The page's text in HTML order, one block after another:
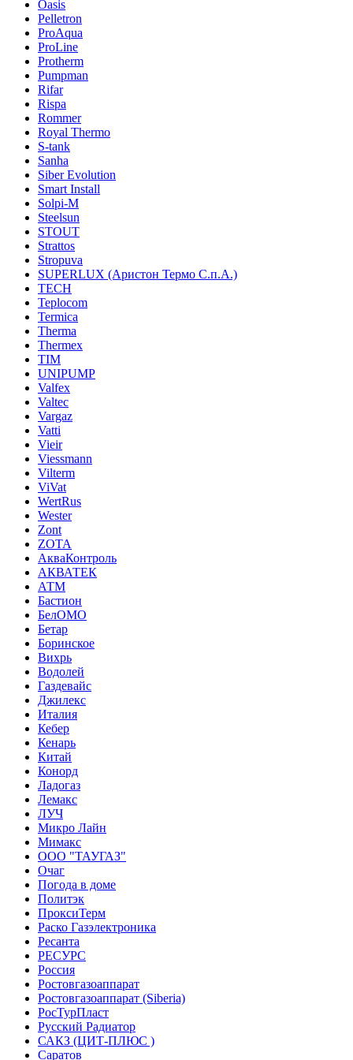
Oasis
Pelletron
ProAqua
ProLine
Protherm
Pumpman
Rifar
Rispa
Rommer
Royal Thermo
S-tank
Sanha
Siber Evolution
Smart Install
Solpi-M
Steelsun
STOUT
Strattos
Stropuva
SUPERLUX (Аристон Термо С.п.А.)
TECH
Teplocom
Termica
Therma
Thermex
TIM
UNIPUMP
Valfex
Valtec
Vargaz
Vatti
Vieir
Viessmann
Vilterm
ViVat
WertRus
Wester
Zont
ZOTA
АкваКонтроль
АКВАТЕК
АТМ
Бастион
БелОМО
Бетар
Боринское
Вихрь
Водолей
Газдевайс
Джилекс
Италия
Кебер
Кенарь
Китай
Конорд
Ладогаз
Лемакс
ЛУЧ
Микро Лайн
Мимакс
ООО "ТАУГАЗ"
Очаг
Погода в доме
Политэк
ПроксиТерм
Раско Газэлектроника
Ресанта
РЕСУРС
Россия
Ростовгазоаппарат
Ростовгазоаппарат (Siberia)
РосТурПласт
Русский Радиатор
САКЗ (ЦИТ-ПЛЮС )
Саратов